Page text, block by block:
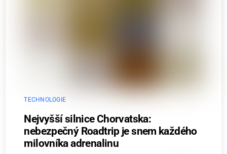
TECHNOLOGIE
Nejvyšší silnice Chorvatska:
nebezpečný Roadtrip je snem každého
milovníka adrenalinu